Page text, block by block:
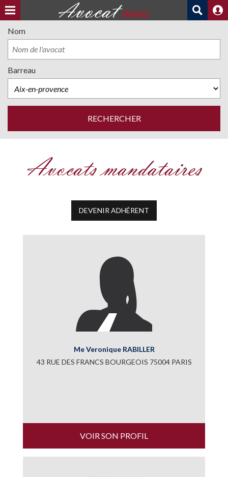
Nom
Barreau
Avocats mandataires
DEVENIR ADHÉRENT
Me Veronique RABILLER
43 RUE DES FRANCS BOURGEOIS 75004 PARIS
VOIR SON PROFIL